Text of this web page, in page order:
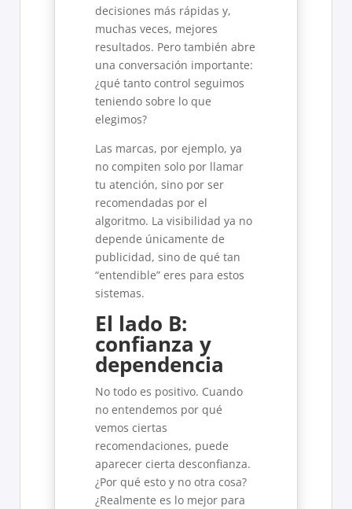
decisiones más rápidas y,
muchas veces, mejores
resultados. Pero también abre
una conversación importante:
¿qué tanto control seguimos
teniendo sobre lo que
elegimos?
Las marcas, por ejemplo, ya
no compiten solo por llamar
tu atención, sino por ser
recomendadas por el
algoritmo. La visibilidad ya no
depende únicamente de
publicidad, sino de qué tan
“entendible” eres para estos
sistemas.
El lado B:
confianza y
dependencia
No todo es positivo. Cuando
no entendemos por qué
vemos ciertas
recomendaciones, puede
aparecer cierta desconfianza.
¿Por qué esto y no otra cosa?
¿Realmente es lo mejor para